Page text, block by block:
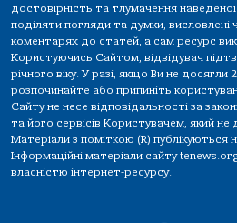
достовірність та тлумачення
поділяти погляди та думки, висловлені
коментарях до статей, а сам ресурс
Користуючись Сайтом, відвідувач
річного віку. У разі, якщо Ви не досягли
розпочинайте або припиніть
Сайту не несе відповідальності за
та його сервісів Користувачем, який не
Матеріали з поміткою (R) публікуються
Інформаційні матеріали сайту
власністю інтернет-ресурсу.